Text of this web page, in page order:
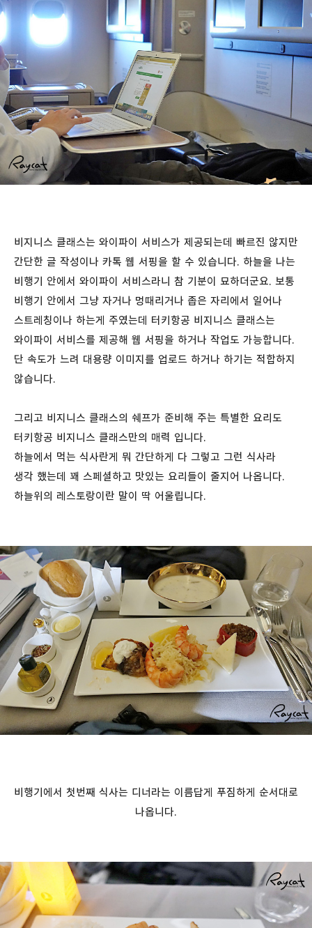
비지니스 클래스는 와이파이 서비스가 제공되는데 빠르진 않지만
간단한 글 작성이나 카톡 웹 서핑을 할 수 있습니다. 하늘을 나는
비행기 안에서 와이파이 서비스라니 참 기분이 묘하더군요. 보통
비행기 안에서 그냥 자거나 멍때리거나 좁은 자리에서 일어나
스트레칭이나 하는게 주였는데 터키항공 비지니스 클래스는
와이파이 서비스를 제공해 웹 서핑을 하거나 작업도 가능합니다.
단 속도가 느려 대용량 이미지를 업로드 하거나 하기는 적합하지
않습니다.
그리고 비지니스 클래스의 쉐프가 준비해 주는 특별한 요리도
터키항공 비지니스 클래스만의 매력 입니다.
하늘에서 먹는 식사란게 뭐 간단하게 다 그렇고 그런 식사라
생각 했는데 꽤 스페셜하고 맛있는 요리들이 줄지어 나옵니다.
하늘위의 레스토랑이란 말이 딱 어울립니다.
비행기에서 첫번째 식사는 디너라는 이름답게 푸짐하게 순서대로
나옵니다.